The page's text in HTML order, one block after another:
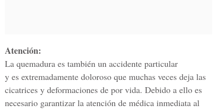
Atención:
La quemadura es también un accidente particular
y es extremadamente doloroso que muchas veces deja las
cicatrices y deformaciones de por vida. Debido a ello es
necesario garantizar la atención de médica inmediata al